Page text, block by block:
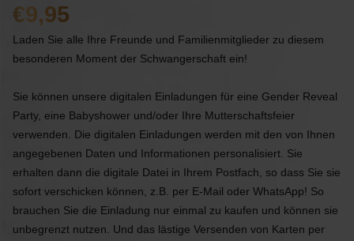
9,95
Laden Sie alle Ihre Freunde und Familienmitglieder zu diesem
besonderen Moment der Schwangerschaft ein!
Sie können unsere digitalen Einladungen für eine Gender Reveal
Party, eine Babyshower und/oder Ihre Mutterschaftsfeier
verwenden. Die digitalen Einladungen werden mit den von Ihnen
angegebenen Daten und Informationen personalisiert. Sie
erhalten dann die digitale Datei in Ihrem Postfach, so dass Sie sie
sofort verschicken können, z.B. per E-Mail oder WhatsApp! So
brauchen Sie die Einladung nur einmal zu kaufen und können sie
unbegrenzt nutzen. Und das lästige Versenden von Karten per